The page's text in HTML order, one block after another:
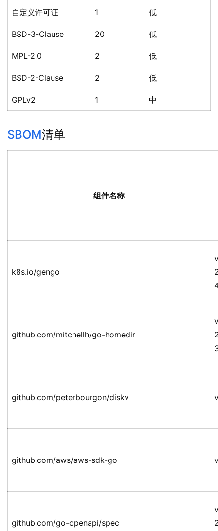
自定义许可证 1 低
BSD-3-Clause 20 低
MPL-2.0 2 低
BSD-2-Clause 2 低
GPLv2 1 中
SBOM清单
组件名称
k8s.io/gengo
github.com/mitchellh/go-homedir
github.com/peterbourgon/diskv
github.com/aws/aws-sdk-go
github.com/go-openapi/spec